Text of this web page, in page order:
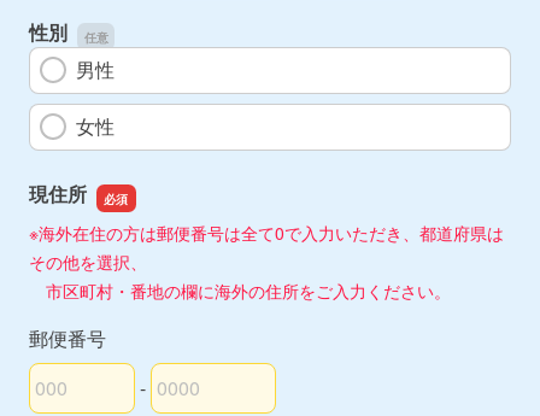
性別
男性
女性
現住所
※海外在住の方は郵便番号は全て0で入力いただき、都道府県は
その他を選択、
市区町村・番地の欄に海外の住所をご入力ください。
郵便番号
郵便番号の上3桁
-
郵便番号の下4桁